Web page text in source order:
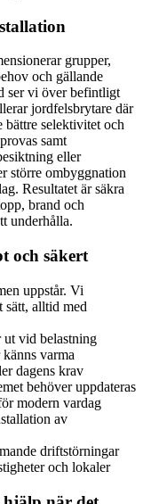
grupper,
och gällande
ser vi över befintligt
jordfelsbrytare där
bättre selektivitet och
samt
eller
större ombyggnation
Resultatet är säkra
brand och
underhålla.
och säkert
uppstår. Vi
sätt, alltid med
ut vid belastning
varma
dagens krav
behöver uppdateras
modern vardag
av
driftstörningar
och lokaler